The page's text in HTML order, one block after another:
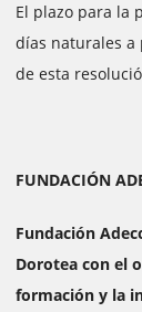
El plazo para la
días naturales
de esta
FUNDACIÓN
Fundación
Dorotea con el
formación y la